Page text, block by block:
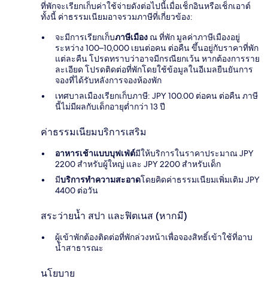
ที่พักจะเรียกเก็บค่าใช้จ่ายดังต่อไปนี้เมื่อเช็กอินหรือเช็กเอาต์
ทั้งนี้ ค่าธรรมเนียมอาจรวมภาษีที่เกี่ยวข้อง:
จะมีการเรียกเก็บภาษีเมือง ณ ที่พัก มูลค่าภาษีเมืองอยู่
ระหว่าง 100–10,000 เยนต่อคน ต่อคืน ขึ้นอยู่กับราคาที่พัก
แต่ละคืน โปรดทราบว่าอาจมีกรณียกเว้น หากต้องการราย
ละเอียด โปรดติดต่อที่พักโดยใช้ข้อมูลในอีเมลยืนยันการ
จองที่ได้รับหลังการจองห้องพัก
เทศบาลเมืองเรียกเก็บภาษี: JPY 100.00 ต่อคน ต่อคืน ภาษี
นี้ไม่มีผลกับเด็กอายุต่ำกว่า 13 ปี
ค่าธรรมเนียมบริการเสริม
อาหารเช้าแบบบุฟเฟ่ต์มีให้บริการในราคาประมาณ JPY
2200 สำหรับผู้ใหญ่ และ JPY 2200 สำหรับเด็ก
มีบริการทำความสะอาดโดยคิดค่าธรรมเนียมเพิ่มเติม JPY
4400 ต่อวัน
สระว่ายน้ำ สปา และฟิตเนส (หากมี)
ผู้เข้าพักต้องติดต่อที่พักล่วงหน้าเพื่อจองสิทธิ์เข้าใช้ที่อาบ
น้ำสาธารณะ
นโยบาย